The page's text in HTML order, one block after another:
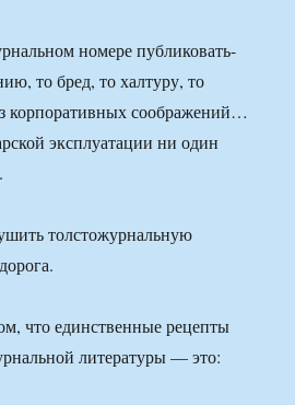
номере публиковать-
то бред, то халтуру, то
корпоративных соображений…
эксплуатации ни один
толстожурнальную
что единственные рецепты
литературы — это: